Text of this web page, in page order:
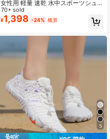
女性用 軽量 速乾 水中スポーツシュ
ーズ、アクアソックス、マルチパー
パスソックスシューズ
70+ sold
¥1,398 -24% 概算
5